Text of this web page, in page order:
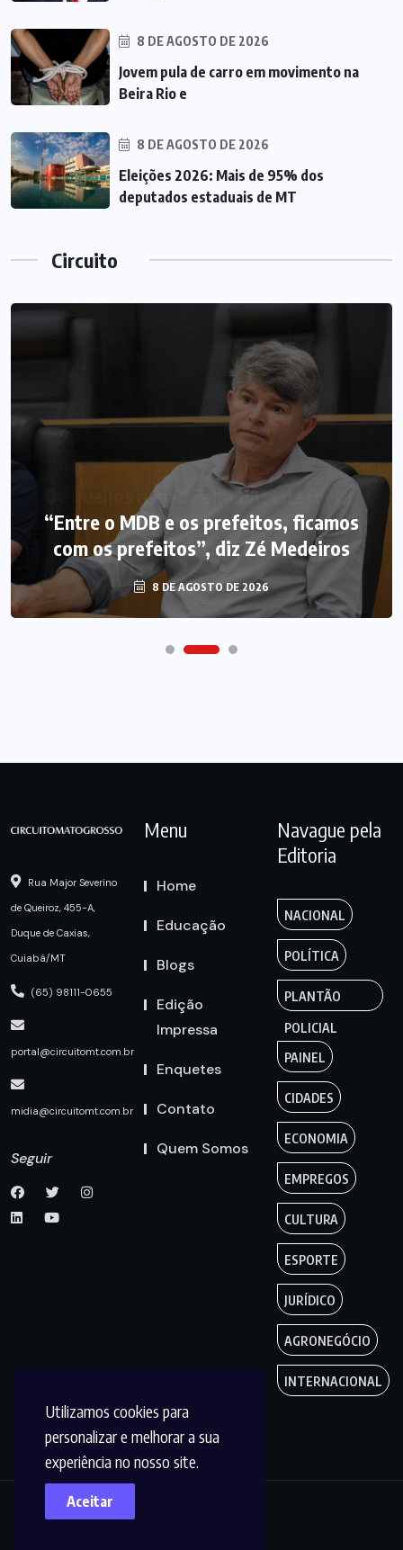
Utilizamos cookies para
personalizar e melhorar a sua
experiência no nosso site.
Aceitar
8 DE AGOSTO DE 2026
Jovem pula de carro em movimento na
Beira Rio e
8 DE AGOSTO DE 2026
Eleições 2026: Mais de 95% dos
deputados estaduais de MT
Circuito
“Entre o MDB e os prefeitos, ficamos
com os prefeitos”, diz Zé Medeiros
8 DE AGOSTO DE 2026
Rua Major Severino
de Queiroz, 455-A,
Duque de Caxias,
Cuiabá/MT
(65) 98111-0655
portal@circuitomt.com.br
midia@circuitomt.com.br
Seguir
Menu
Home
Educação
Blogs
Edição
Impressa
Enquetes
Contato
Quem Somos
Navague pela
Editoria
NACIONAL
POLÍTICA
PLANTÃO
POLICIAL
PAINEL
CIDADES
ECONOMIA
EMPREGOS
CULTURA
ESPORTE
JURÍDICO
AGRONEGÓCIO
INTERNACIONAL